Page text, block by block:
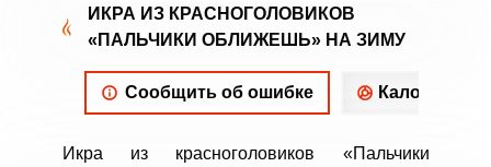
ИКРА ИЗ КРАСНОГОЛОВИКОВ
«ПАЛЬЧИКИ ОБЛИЖЕШЬ» НА ЗИМУ
Сообщить об ошибке
Икра из красноголовиков «Пальчики